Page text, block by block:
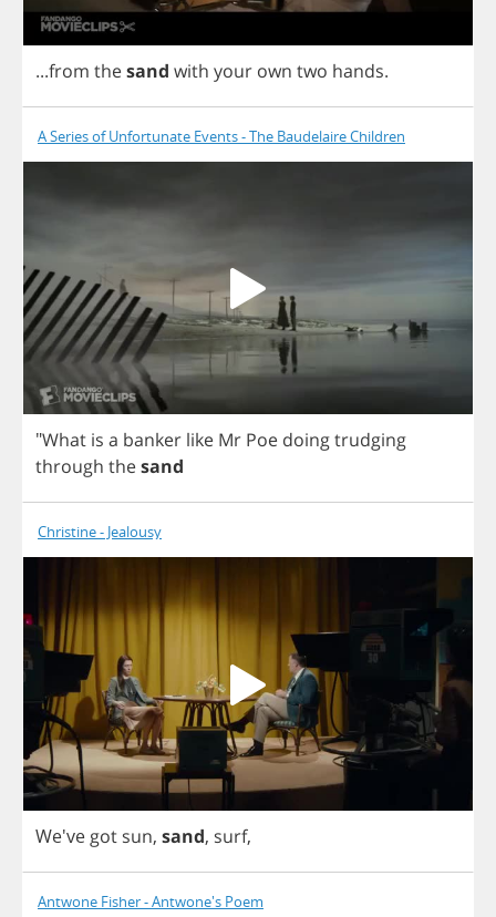
...from thesand with your own two hands.
A Series of Unfortunate Events - The Baudelaire Children
"What is a banker like Mr Poe doingtrudging
through thesand
Christine - Jealousy
We've got sun, sand, surf,
Antwone Fisher - Antwone's Poem